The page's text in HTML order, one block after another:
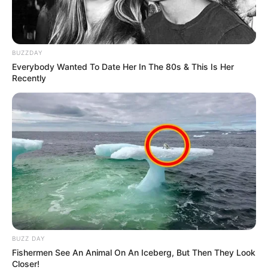
BUZZDAY
Everybody Wanted To Date Her In The 80s & This Is Her
Recently
BUZZ DAY
Fishermen See An Animal On An Iceberg, But Then They Look
Closer!